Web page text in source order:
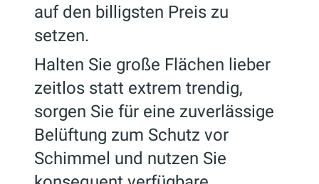
auf den billigsten Preis zu
setzen.
Halten Sie große Flächen lieber
zeitlos statt extrem trendig,
sorgen Sie für eine zuverlässige
Belüftung zum Schutz vor
Schimmel und nutzen Sie